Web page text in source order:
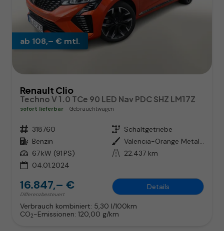
ab 108,– € mtl.
Renault Clio
Techno V 1.0 TCe 90 LED Nav PDC SHZ LM17Z
sofort lieferbar Gebrauchtwagen
Fahrzeugnr. 318760 Getriebe Schaltgetriebe
Kraftstoff Benzin Außenfarbe
Valencia-Orange Metallic
Leistung 67 kW (91 PS) Kilometerstand 22.437 km
04.01.2024
16.847,– €
Differenzbesteuert
Details
Verbrauch kombiniert: 5,30 l/100km
CO2-Emissionen: 120,00 g/km